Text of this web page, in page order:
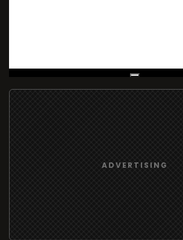
Live Broadcast
ADVERTISING